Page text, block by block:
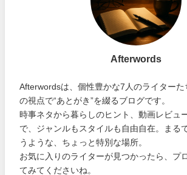
Afterwords
Afterwordsは、個性豊かな7人のライターた
の視点で“あとがき”を綴るブログです。
時事ネタから暮らしのヒント、動画レビュ
で、ジャンルもスタイルも自由自在。まる
うような、ちょっと特別な場所。
お気に入りのライターが見つかったら、プ
てみてくださいね。